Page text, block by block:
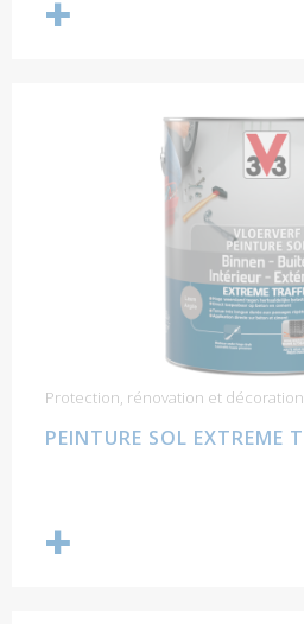
Protection, rénovation et
PEINTURE SOL EXTREME